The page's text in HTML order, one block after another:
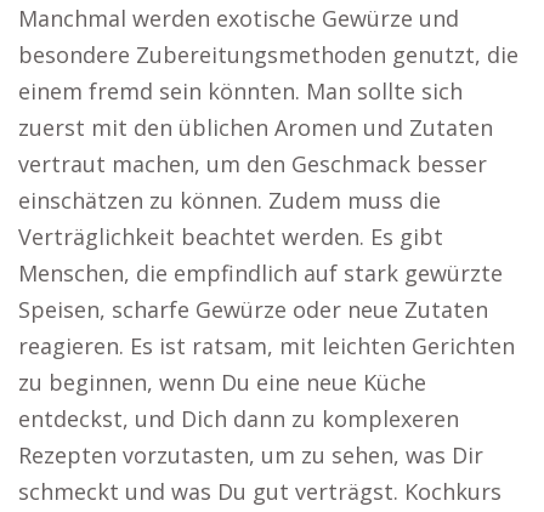
Manchmal werden exotische Gewürze und
besondere Zubereitungsmethoden genutzt, die
einem fremd sein könnten. Man sollte sich
zuerst mit den üblichen Aromen und Zutaten
vertraut machen, um den Geschmack besser
einschätzen zu können. Zudem muss die
Verträglichkeit beachtet werden. Es gibt
Menschen, die empfindlich auf stark gewürzte
Speisen, scharfe Gewürze oder neue Zutaten
reagieren. Es ist ratsam, mit leichten Gerichten
zu beginnen, wenn Du eine neue Küche
entdeckst, und Dich dann zu komplexeren
Rezepten vorzutasten, um zu sehen, was Dir
schmeckt und was Du gut verträgst. Kochkurs